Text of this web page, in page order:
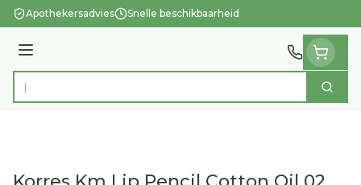
Ga naar de inhoud
Apothekersadvies Snelle beschikbaarheid
Menu
Product, merk, categorie... Zoek